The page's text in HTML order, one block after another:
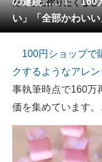
メディア
注目記事を集めた総
スマホと通信の最新
進化するPCとデバイ
好きが集まる 比べ
い」「全部かわいい
たくさん作りたくな
100円ショップで
クするようなアレン
事執筆時点で160万
価を集めています。